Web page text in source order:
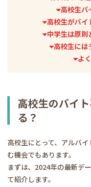
高校生バ
高校生がバイ
中学生は原則
高校生には
よ
高校生のバイ
る？
高校生にとって、アルバ
む機会でもあります。
まずは、2024年の最新デ
て紹介します。